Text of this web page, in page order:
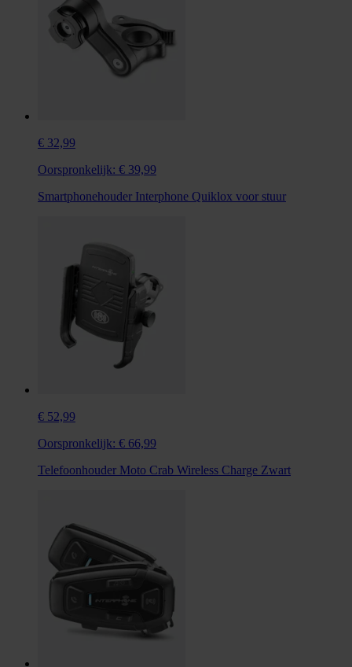
€ 32,99
Oorspronkelijk: € 39,99
Smartphonehouder Interphone Quiklox voor stuur
€ 52,99
Oorspronkelijk: € 66,99
Telefoonhouder Moto Crab Wireless Charge Zwart